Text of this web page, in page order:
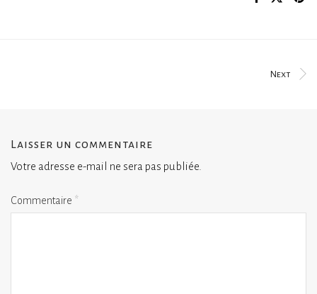
Next
Laisser un commentaire
Votre adresse e-mail ne sera pas publiée.
Commentaire *